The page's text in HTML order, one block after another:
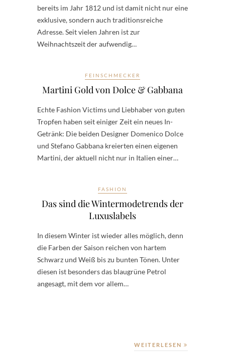
bereits im Jahr 1812 und ist damit nicht nur eine
exklusive, sondern auch traditionsreiche
Adresse. Seit vielen Jahren ist zur
Weihnachtszeit der aufwendig…
FEINSCHMECKER
Martini Gold von Dolce & Gabbana
Echte Fashion Victims und Liebhaber von guten
Tropfen haben seit einiger Zeit ein neues In-
Getränk: Die beiden Designer Domenico Dolce
und Stefano Gabbana kreierten einen eigenen
Martini, der aktuell nicht nur in Italien einer…
FASHION
Das sind die Wintermodetrends der
Luxuslabels
In diesem Winter ist wieder alles möglich, denn
die Farben der Saison reichen von hartem
Schwarz und Weiß bis zu bunten Tönen. Unter
diesen ist besonders das blaugrüne Petrol
angesagt, mit dem vor allem…
WEITERLESEN